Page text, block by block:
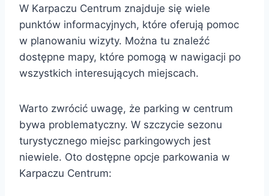
W Karpaczu Centrum znajduje się wiele
punktów informacyjnych, które oferują pomoc
w planowaniu wizyty. Można tu znaleźć
dostępne mapy, które pomogą w nawigacji po
wszystkich interesujących miejscach.
Warto zwrócić uwagę, że parking w centrum
bywa problematyczny. W szczycie sezonu
turystycznego miejsc parkingowych jest
niewiele. Oto dostępne opcje parkowania w
Karpaczu Centrum: